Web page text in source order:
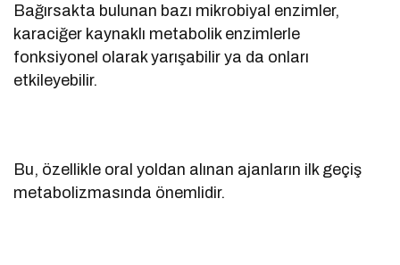
Bağırsakta bulunan bazı mikrobiyal enzimler,
karaciğer kaynaklı metabolik enzimlerle
fonksiyonel olarak yarışabilir ya da onları
etkileyebilir.
Bu, özellikle oral yoldan alınan ajanların ilk geçiş
metabolizmasında önemlidir.